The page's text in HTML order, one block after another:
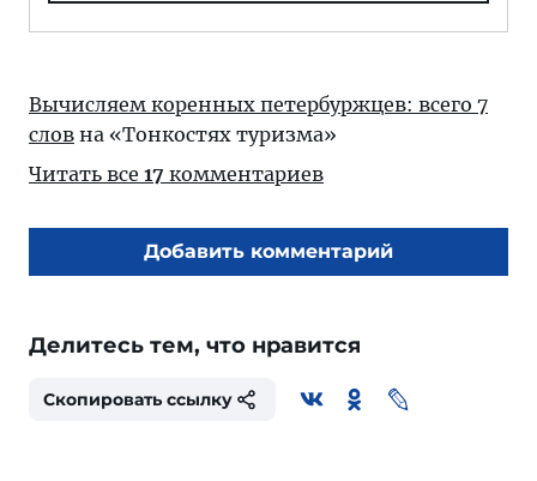
Вычисляем коренных петербуржцев: всего 7
слов на «Тонкостях туризма»
Читать все 17 комментариев
Добавить комментарий
Делитесь тем, что нравится
Скопировать ссылку